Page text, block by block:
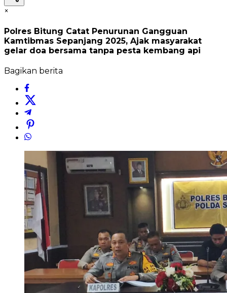
×
Polres Bitung Catat Penurunan Gangguan
Kamtibmas Sepanjang 2025, Ajak masyarakat
gelar doa bersama tanpa pesta kembang api
Bagikan berita